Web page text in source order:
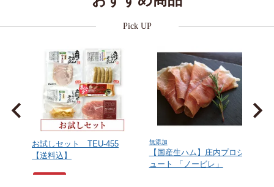
Pick UP
前へ
お試しセット TEU-455
【送料込】
無添加
【国産生ハム】庄内プロシ
ュート 「ノービレ」